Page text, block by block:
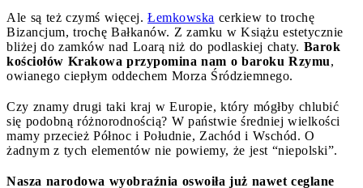
Ale są też czymś więcej. Łemkowska cerkiew to trochę
Bizancjum, trochę Bałkanów. Z zamku w Książu estetycznie
bliżej do zamków nad Loarą niż do podlaskiej chaty. Barok
kościołów Krakowa przypomina nam o baroku Rzymu,
owianego ciepłym oddechem Morza Śródziemnego.
Czy znamy drugi taki kraj w Europie, który mógłby chlubić
się podobną różnorodnością? W państwie średniej wielkości
mamy przecież Północ i Południe, Zachód i Wschód. O
żadnym z tych elementów nie powiemy, że jest “niepolski”.
Nasza narodowa wyobraźnia oswoiła już nawet ceglane